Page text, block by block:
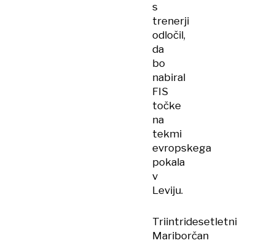
s
trenerji
odločil,
da
bo
nabiral
FIS
točke
na
tekmi
evropskega
pokala
v
Leviju.
Triintridesetletni
Mariborčan